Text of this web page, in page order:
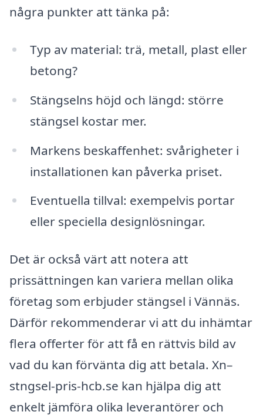
några punkter att tänka på:
Typ av material: trä, metall, plast eller
betong?
Stängselns höjd och längd: större
stängsel kostar mer.
Markens beskaffenhet: svårigheter i
installationen kan påverka priset.
Eventuella tillval: exempelvis portar
eller speciella designlösningar.
Det är också värt att notera att
prissättningen kan variera mellan olika
företag som erbjuder stängsel i Vännäs.
Därför rekommenderar vi att du inhämtar
flera offerter för att få en rättvis bild av
vad du kan förvänta dig att betala. Xn–
stngsel-pris-hcb.se kan hjälpa dig att
enkelt jämföra olika leverantörer och